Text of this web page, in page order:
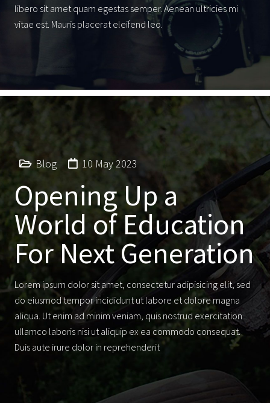
libero sit amet quam egestas semper. Aenean ultricies mi
vitae est. Mauris placerat eleifend leo.
Blog 10 May 2023
Opening Up a
World of Education
For Next Generation
Lorem ipsum dolor sit amet, consectetur adipisicing elit, sed
do eiusmod tempor incididunt ut labore et dolore magna
aliqua. Ut enim ad minim veniam, quis nostrud exercitation
ullamco laboris nisi ut aliquip ex ea commodo consequat.
Duis aute irure dolor in reprehenderit